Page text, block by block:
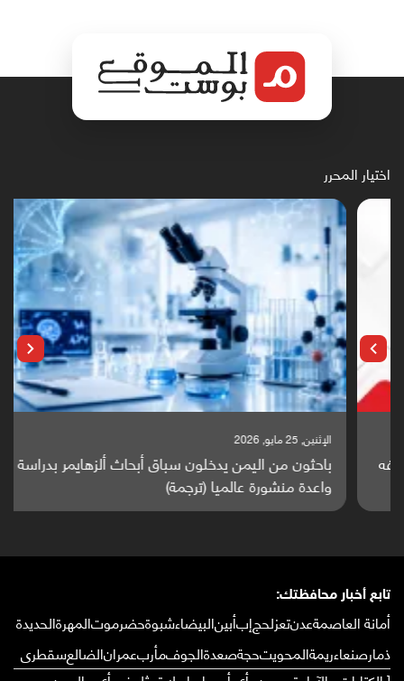
اختيار المحرر
باحثون من اليمن يدخلون سباق أبحاث ألزهايمر بدراسة
واعدة منشورة عالميا (ترجمة)
تابع أخبار محافظتك:
أمانة العاصمةعدنتعزلحجإبأبينالبيضاءشبوةحضرموتالمهرةالحديدة
ذمارصنعاءريمةالمحويتحجةصعدةالجوفمأربعمرانالضالعسقطرى